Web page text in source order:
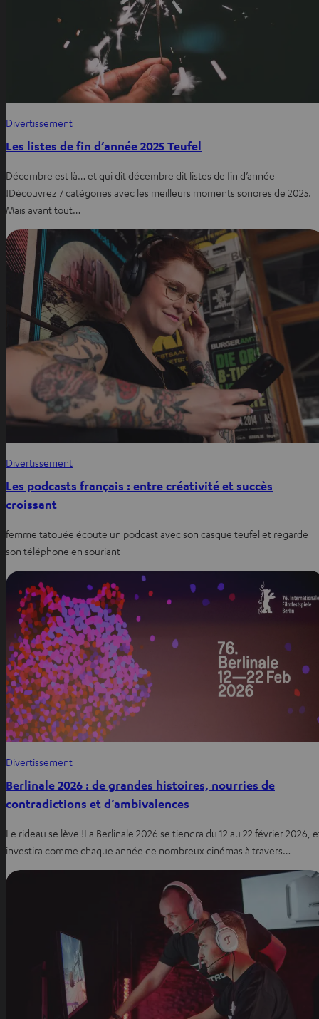
Divertissement
Les listes de fin d’année 2025 Teufel
Décembre est là… et qui dit décembre dit listes de fin d’année
!Découvrez 7 catégories avec les meilleurs moments sonores de 2025.
Mais avant tout…
Divertissement
Les podcasts français : entre créativité et succès
croissant
femme tatouée écoute un podcast avec son casque teufel et regarde
son téléphone en souriant
Divertissement
Berlinale 2026 : de grandes histoires, nourries de
contradictions et d’ambivalences
Le rideau se lève !La Berlinale 2026 se tiendra du 12 au 22 février 2026,
investira comme chaque année de nombreux cinémas à travers…